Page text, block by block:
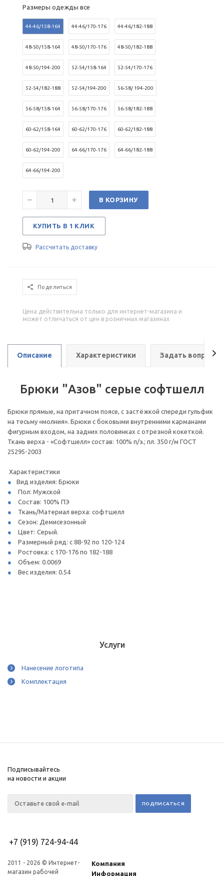
Размеры одежды все
44-46/158-164 44-46/170-176 44-46/182-188
48-50/158-164 48-50/170-176 48-50/182-188
48-50/194-200 52-54/158-164 52-54/170-176
52-54/182-188 52-54/194-200 56-58/ 194-200
56-58/158-164 56-58/170-176 56-58/182-188
60-62/158-164 60-62/170-176 60-62/182-188
60-62/194-200 64-66/170-176 64-66/182-188
64-66/194-200
В КОРЗИНУ
КУПИТЬ В 1 КЛИК
Рассчитать доставку
Поделиться
Цена действительна только для интернет-магазина и
может отличаться от цен в розничных магазинах
Описание Характеристики Задать вопрос
Брюки "Азов" серые софтшелл
Брюки прямые, на притачном поясе, с застёжкой спереди гульфик
на тесьму «молния». Брюки с боковыми внутренними карманами
фигурным входом, на задних половинках с отрезной кокеткой.
Ткань верха - «Софтшелл» состав: 100% п/э.; пл. 350 г/м ГОСТ
25295-2003
Характеристики
Вид изделия: Брюки
Пол: Мужской
Состав: 100% ПЭ
Ткань/Материал верха: софтшелл
Сезон: Демисезонный
Цвет: Серый.
Размерный ряд: с 88-92 по 120-124
Ростовка: с 170-176 по 182-188
Объем: 0.0069
Вес изделия: 0.54
Услуги
Нанесение логотипа
Комплектация
Подписывайтесь
на новости и акции
+7 (919) 724-94-44
2011 - 2026 © Интернет-
магазин рабочей
Компания
Информация